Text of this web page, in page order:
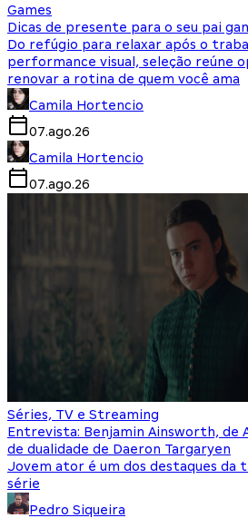
Games
Dicas de presente para o seu pai
Do refúgio para relaxar após o
performance visual, seleção reúne
renovar a rotina de quem você ama
Camila Hortencio
07.ago.26
Camila Hortencio
07.ago.26
Séries, TV e Streaming
Entrevista: Benjamin Ainsworth, de
de dualidade de Daeron Targaryen
Jovem ator é um dos destaques da
série
Pedro Siqueira